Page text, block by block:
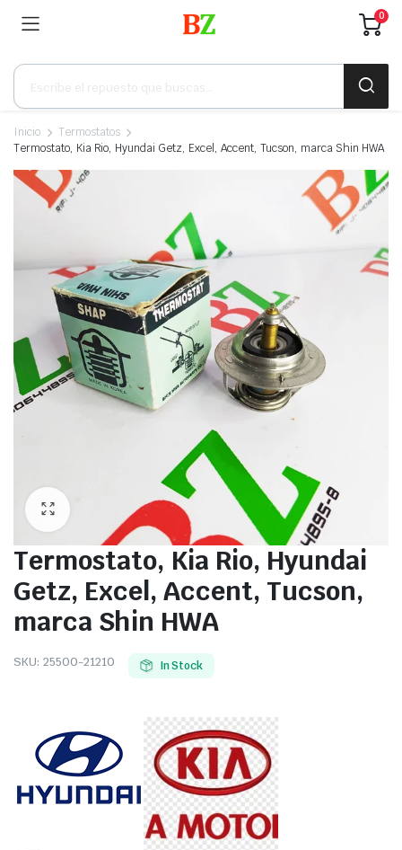
0
Búsqueda
productos
Inicio
Termostatos
Termostato, Kia Rio, Hyundai Getz, Excel, Accent, Tucson, marca Shin HWA
Termostato, Kia Rio, Hyundai
Getz, Excel, Accent, Tucson,
marca Shin HWA
SKU: 25500-21210 In Stock